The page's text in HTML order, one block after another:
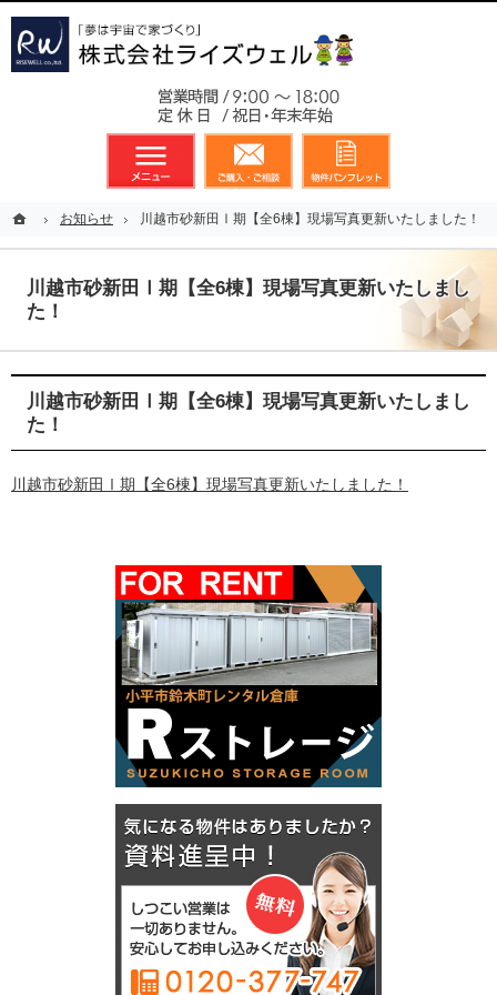
ホームお知らせ 川越市砂新田Ⅰ期【全6棟】現場写真更新いたしました！
川越市砂新田Ⅰ期【全6棟】現場写真更新いたしまし
た！
川越市砂新田Ⅰ期【全6棟】現場写真更新いたしまし
た！
川越市砂新田Ⅰ期【全6棟】現場写真更新いたしました！
メニュー 資料請求・お問合せ
ホームお知らせ 川越市砂新田Ⅰ期【全6棟】現場写真更新いたしました！